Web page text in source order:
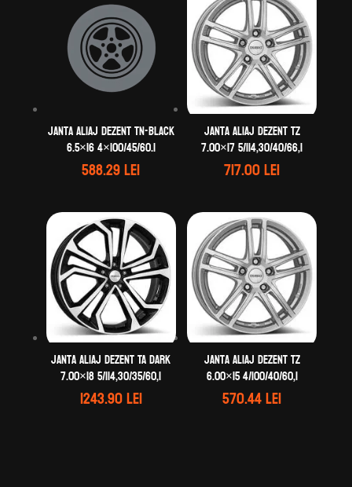
Janta aliaj DEZENT TN-black
6.5×16 4×100/45/60.1
588.29lei
Janta aliaj DEZENT TZ
7.00×17 5/114,30/40/66,1
717.00lei
Janta aliaj DEZENT TA dark
7.00×18 5/114,30/35/60,1
1243.90lei
Janta aliaj DEZENT TZ
6.00×15 4/100/40/60,1
570.44lei